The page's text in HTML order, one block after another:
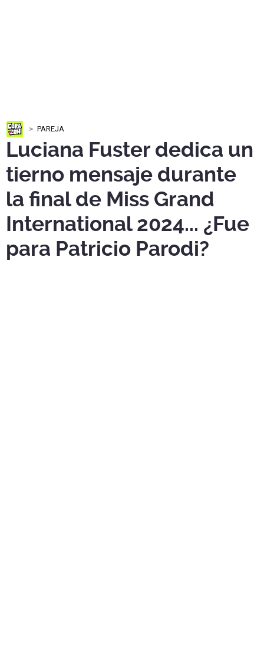
PAREJA
Luciana Fuster dedica un
tierno mensaje durante
la final de Miss Grand
International 2024... ¿Fue
para Patricio Parodi?